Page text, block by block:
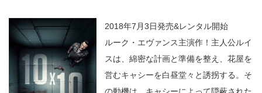
2018年7月3日発売&レンタル開始
ルーク・エヴァンス主演作！主人公ルイ
スは、綿密な計画と準備を整え、花屋を
営むキャシーを白昼堂々と誘拐する。そ